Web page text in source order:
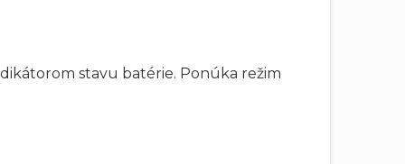
stavu batérie. Ponúka režim